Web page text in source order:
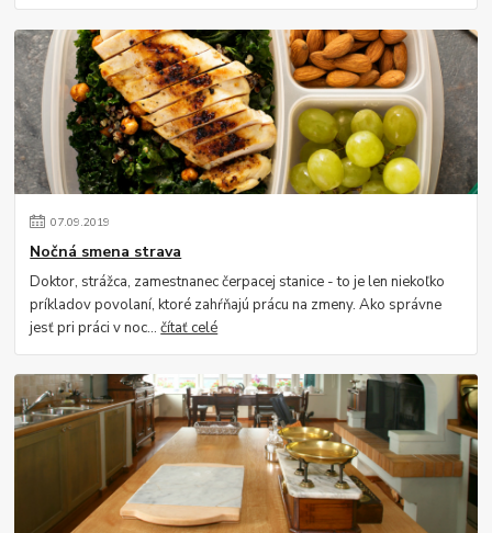
07.09.2019
Nočná smena strava
Doktor, strážca, zamestnanec čerpacej stanice - to je len niekoľko
príkladov povolaní, ktoré zahŕňajú prácu na zmeny. Ako správne
jesť pri práci v noc...čítať celé